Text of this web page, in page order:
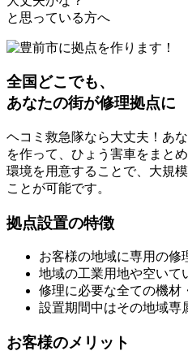
と思っている方へ
全国どこでも、
あなたの街が修理拠点に
ヘコミ救急隊なら大丈夫！あ
を作って、ひょう害車をまと
環境を用意することで、大規
ことが可能です。
拠点設置の特徴
お客様の地域に専用の修
地域の工業用地や空いて
修理に必要な全ての機材
設置期間中はその地域専
お客様のメリット